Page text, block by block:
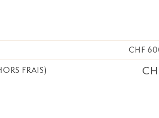
CHF
FRAIS)